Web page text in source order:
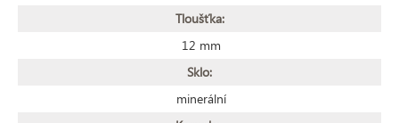
Tloušťka:
12 mm
Sklo:
minerální